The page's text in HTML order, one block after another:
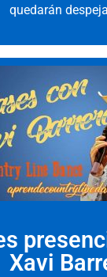
quedarán
Xavi